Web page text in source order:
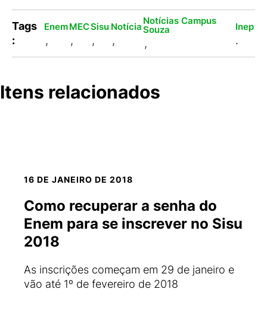
Tags
:
Enem
,
MEC
,
Sisu
,
Notícia
,
Notícias Campus
Souza
,
Inep
.
Itens relacionados
16 DE JANEIRO DE 2018
Como recuperar a senha do
Enem para se inscrever no Sisu
2018
As inscrições começam em 29 de janeiro e
vão até 1º de fevereiro de 2018